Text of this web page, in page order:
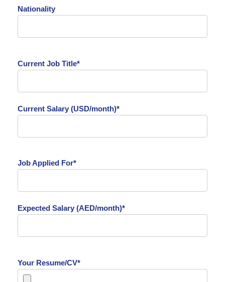
Nationality
Current Job Title*
Current Salary (USD/month)*
Job Applied For*
Expected Salary (AED/month)*
Your Resume/CV*